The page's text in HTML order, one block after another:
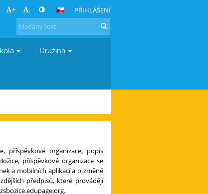
+ - PŘIHLÁŠENÍ
Družina
příspěvkové organizace, popis
příspěvkové organizace se
a mobilních aplikací a o změně
předpisů, které provádějí